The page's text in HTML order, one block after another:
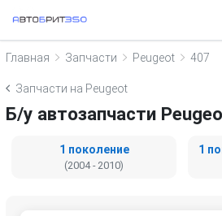
Главная Запчасти Peugeot 407
Запчасти на Peugeot
Б/у автозапчасти
1 поколение
(2004 - 2010)
1